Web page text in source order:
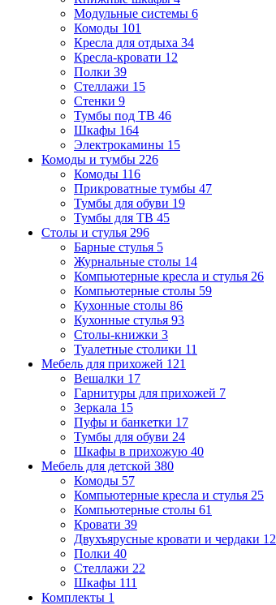
Модульные системы 6
Комоды 101
Кресла для отдыха 34
Кресла-кровати 12
Полки 39
Стеллажи 15
Стенки 9
Тумбы под ТВ 46
Шкафы 164
Электрокамины 15
Комоды и тумбы 226
Комоды 116
Прикроватные тумбы 47
Тумбы для обуви 19
Тумбы для ТВ 45
Столы и стулья 296
Барные стулья 5
Журнальные столы 14
Компьютерные кресла и стулья 26
Компьютерные столы 59
Кухонные столы 86
Кухонные стулья 93
Столы-книжки 3
Туалетные столики 11
Мебель для прихожей 121
Вешалки 17
Гарнитуры для прихожей 7
Зеркала 15
Пуфы и банкетки 17
Тумбы для обуви 24
Шкафы в прихожую 40
Мебель для детской 380
Комоды 57
Компьютерные кресла и стулья 25
Компьютерные столы 61
Кровати 39
Двухъярусные кровати и чердаки 12
Полки 40
Стеллажи 22
Шкафы 111
Комплекты 1